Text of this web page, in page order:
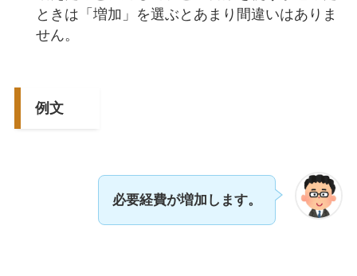
ときは「増加」を選ぶとあまり間違いはありま
せん。
例文
必要経費が増加します。